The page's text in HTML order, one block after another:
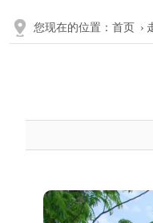
您现在的位置： 首页 ›